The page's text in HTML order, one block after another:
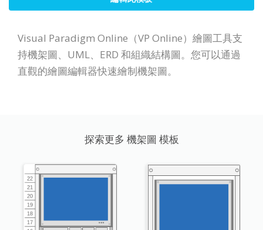
Visual Paradigm Online（VP Online）繪圖工具支
持機架圖、UML、ERD 和組織結構圖。您可以通過
直觀的繪圖編輯器快速繪制機架圖。
探索更多 機架圖 模板